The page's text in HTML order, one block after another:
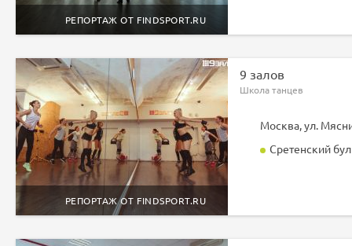
РЕПОРТАЖ ОТ FINDSPORT.RU
9 залов
Школа танцев
РЕПОРТАЖ ОТ FINDSPORT.RU
Москва, ул.
Сретенский